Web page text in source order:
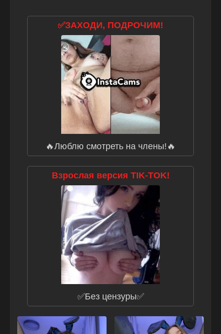
✅ЗАХОДИ, ПОДРОЧИМ!
🔥Люблю смотреть на члены!🔥
Взрослая версия TIK-TOK!
✅Без цензуры✅